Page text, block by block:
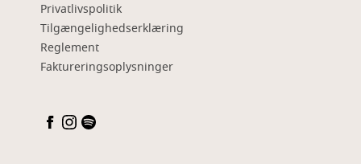
Privatlivspolitik
Tilgængelighedserklæring
Reglement
Faktureringsoplysninger